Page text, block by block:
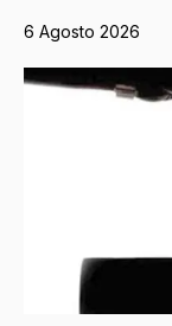
6 Agosto 2026